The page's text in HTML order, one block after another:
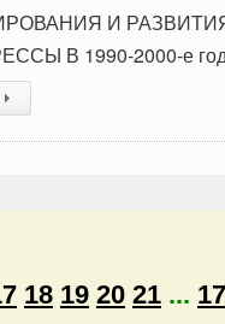
И
В 1990-2000-е
18 19 20 21 ... 17